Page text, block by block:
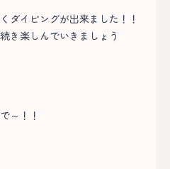
ダイビングが出来ました！！
き楽しんでいきましょう
～！！